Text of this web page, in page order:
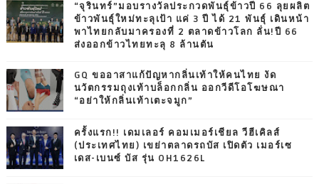
“จุรินทร์”มอบรางวัลประกวดพันธุ์ข้าวปี 66 ลุยผลิต
ข้าวพันธุ์ใหม่ทะลุเป้า แค่ 3 ปี ได้ 21 พันธุ์ เดินหน้า
พาไทยกลับมาครองที่ 2 ตลาดข้าวโลก ลั่น!ปี 66
ส่งออกข้าวไทยทะลุ 8 ล้านตัน
GQ ขออาสาแก้ปัญหากลิ่นเท้าให้คนไทย งัด
นวัตกรรมถุงเท้าบล็อกกลิ่น ออกวีดีโอโฆษณา
“อย่าให้กลิ่นเท้าเตะจมูก”
ครั้งแรก!! เดมเลอร์ คอมเมอร์เชียล วีฮีเคิลส์
(ประเทศไทย) เขย่าตลาดรถบัส เปิดตัว เมอร์เซ
เดส-เบนซ์ บัส รุ่น OH1626L